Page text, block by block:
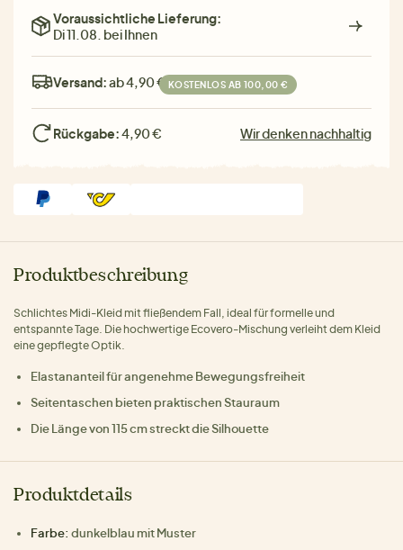
Voraussichtliche Lieferung:
Di 11.08. bei Ihnen
Versand:ab 4,90 € KOSTENLOS AB 100,00 €
Rückgabe:4,90 € Wir denken nachhaltig
Produktbeschreibung
Schlichtes Midi-Kleid mit fließendem Fall, ideal für formelle und
entspannte Tage. Die hochwertige Ecovero-Mischung verleiht dem Kleid
eine gepflegte Optik.
Elastananteil für angenehme Bewegungsfreiheit
Seitentaschen bieten praktischen Stauraum
Die Länge von 115 cm streckt die Silhouette
Produktdetails
Farbe: dunkelblau mit Muster